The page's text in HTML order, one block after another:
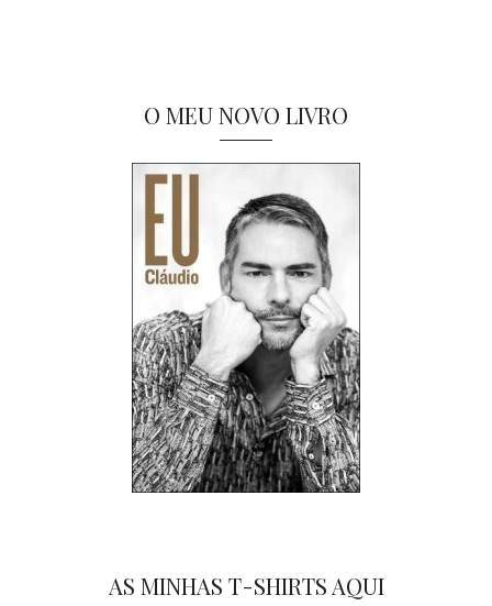
O MEU NOVO LIVRO
AS MINHAS T-SHIRTS AQUI